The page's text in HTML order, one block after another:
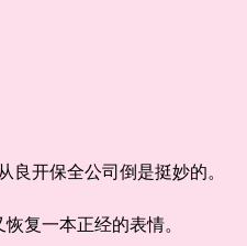
开保全公司倒是挺妙的。
复一本正经的表情。